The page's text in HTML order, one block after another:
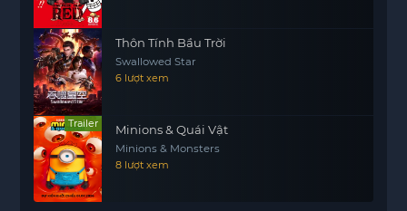
Thôn Tính Bầu Trời
Swallowed Star
6 lượt xem
Trailer Minions & Quái Vật
Minions & Monsters
8 lượt xem